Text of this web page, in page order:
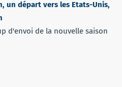
un départ vers les Etats-Unis,
d'envoi de la nouvelle saison